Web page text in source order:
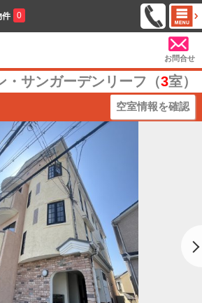
件 0
お問合せ
・サンガーデンリーフ（3室）
空室情報を確認